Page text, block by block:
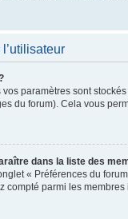
paramètres sont
du forum). Cela vous
dans la liste des
« Préférences du
compté parmi les